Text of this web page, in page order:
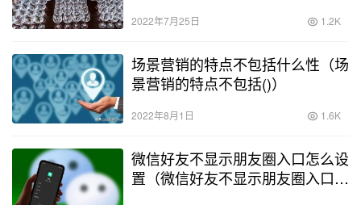
2022年7月25日 1.2K
场景营销的特点不包括什么性（场
景营销的特点不包括()）
2022年8月1日 1.6K
微信好友不显示朋友圈入口怎么设
置（微信好友不显示朋友圈入口是